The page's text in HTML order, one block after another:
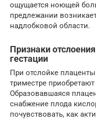
ощущается ноющей
предлежании
надлобковой области.
Признаки
гестации
При отслойке
триместре
Образовавшаяся
снабжение плода
почувствовать, как